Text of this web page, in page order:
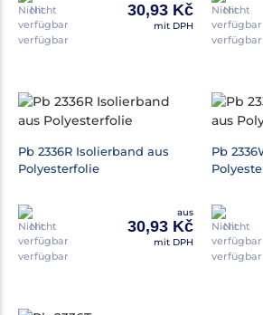
Nicht
verfügbar
30,93 Kč
mit DPH
Nicht
verfügbar
Pb 2336R Isolierband aus
Polyesterfolie
Nicht
verfügbar
aus
30,93 Kč
mit DPH
Pb
Nicht
verfügbar